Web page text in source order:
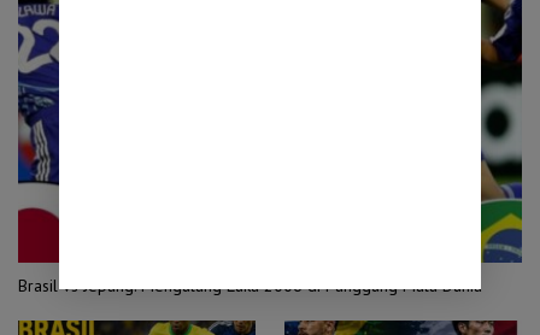
Brasil vs Jepang: Mengulang Luka 2006 di Panggung Piala Dunia